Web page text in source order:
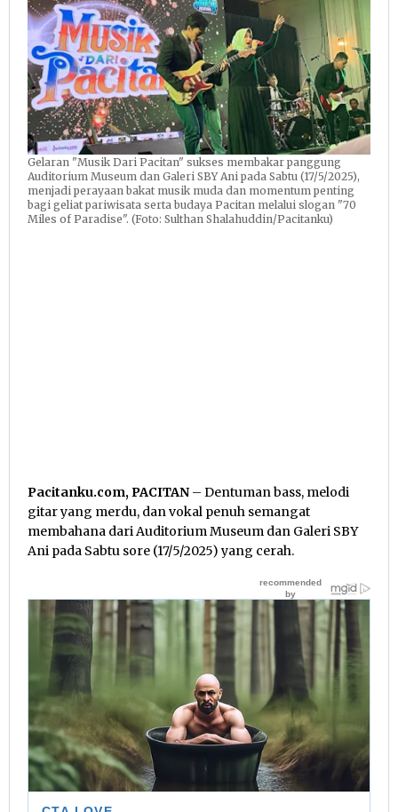
Gelaran "Musik Dari Pacitan" sukses membakar panggung
Auditorium Museum dan Galeri SBY Ani pada Sabtu (17/5/2025),
menjadi perayaan bakat musik muda dan momentum penting
bagi geliat pariwisata serta budaya Pacitan melalui slogan "70
Miles of Paradise". (Foto: Sulthan Shalahuddin/Pacitanku)
Pacitanku.com, PACITAN – Dentuman bass, melodi
gitar yang merdu, dan vokal penuh semangat
membahana dari Auditorium Museum dan Galeri SBY
Ani pada Sabtu sore (17/5/2025) yang cerah.